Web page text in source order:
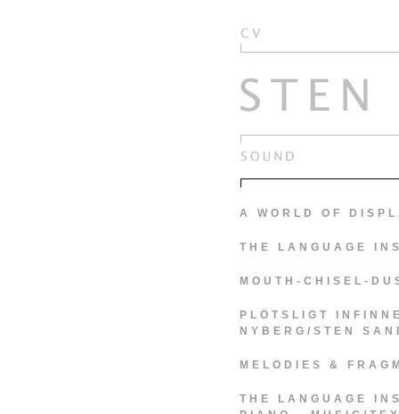
A WORLD OF
THE LANGUAGE
MOUTH-CHISEL-
PLÖTSLIGT
NYBERG/STEN
MELODIES &
THE LANGUAGE